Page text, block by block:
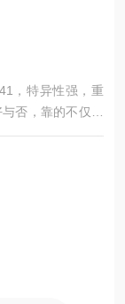
，特异性强，重
否，靠的不仅是
好的口碑，*的售